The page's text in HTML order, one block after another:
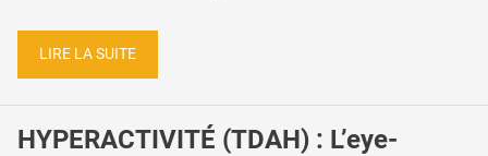
LIRE LA SUITE
HYPERACTIVITÉ (TDAH) : L’eye-